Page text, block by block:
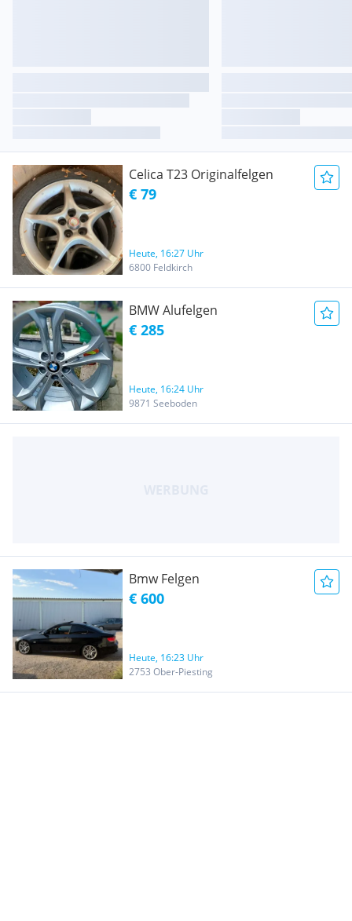
Celica T23 Originalfelgen
€ 79
Heute, 16:27 Uhr
6800 Feldkirch
BMW Alufelgen
€ 285
Heute, 16:24 Uhr
9871 Seeboden
Bmw Felgen
€ 600
Heute, 16:23 Uhr
2753 Ober-Piesting